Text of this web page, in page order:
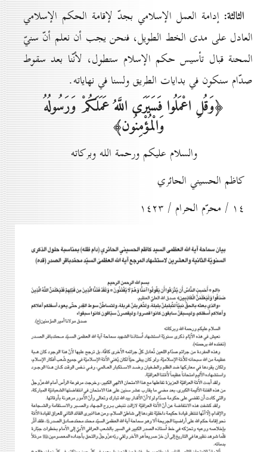
الثالثة: إدامة العمل الإسلامي بجدّ لإقامة الحكم الإسلامي
العادل على مدى الخط الطويل، فنحن يجب أن نعلم أنّ سنيّ
المحنة قبال تأسيس حكم الإسلام ستطول، لأنّنا بعد سقوط
صدّام سنكون في بدايات الطريق ولسنا في نهاياته.
﴿وَقُلِ اعْمَلُوا فَسَيَرَى اللَّهُ عَمَلَكُمْ وَرَسُولُهُ
وَالْمُؤْمِنُون﴾
والسلام عليكم ورحمة الله وبركاته
كاظم الحسيني الحائري
۱٤ / محرّم الحرام / ۱٤۲۳